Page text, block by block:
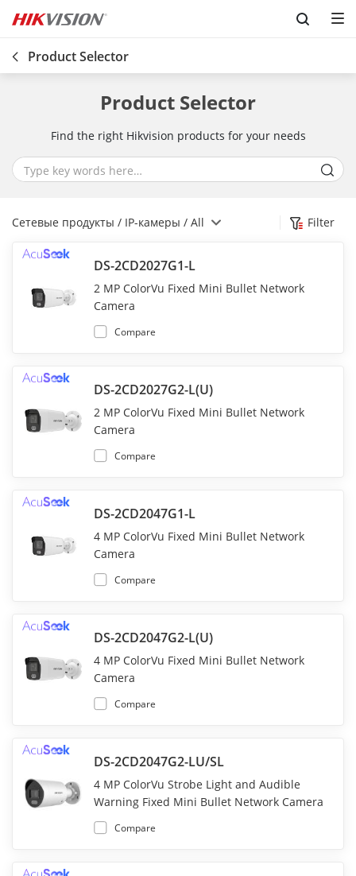
Skip to content
Product Selector
Product Selector
Find the right Hikvision products for your needs
Сетевые продукты / IP-камеры / All Filter
DS-2CD2027G1-L
2 MP ColorVu Fixed Mini Bullet Network
Camera
Compare
DS-2CD2027G2-L(U)
2 MP ColorVu Fixed Mini Bullet Network
Camera
Compare
DS-2CD2047G1-L
4 MP ColorVu Fixed Mini Bullet Network
Camera
Compare
DS-2CD2047G2-L(U)
4 MP ColorVu Fixed Mini Bullet Network
Camera
Compare
DS-2CD2047G2-LU/SL
4 MP ColorVu Strobe Light and Audible
Warning Fixed Mini Bullet Network Camera
Compare